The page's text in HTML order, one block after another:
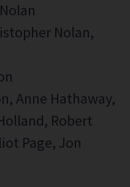
Nolan,
Anne Hathaway,
Robert
Page, Jon